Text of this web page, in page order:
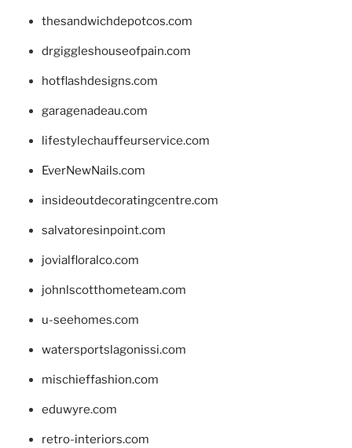
thesandwichdepotcos.com
drgiggleshouseofpain.com
hotflashdesigns.com
garagenadeau.com
lifestylechauffeurservice.com
EverNewNails.com
insideoutdecoratingcentre.com
salvatoresinpoint.com
jovialfloralco.com
johnlscotthometeam.com
u-seehomes.com
watersportslagonissi.com
mischieffashion.com
eduwyre.com
retro-interiors.com